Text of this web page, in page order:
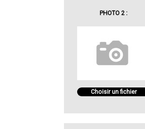
PHOTO 2 :
Choisir un fichier